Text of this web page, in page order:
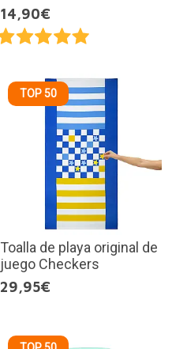
14,90€
TOP 50
Toalla de playa original de
juego Checkers
29,95€